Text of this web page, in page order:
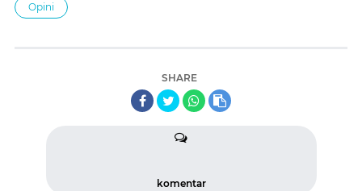
Opini
SHARE
komentar